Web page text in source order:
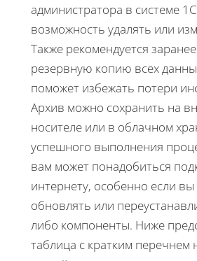
администратора в системе
возможность удалять или
Также рекомендуется
резервную копию всех
поможет избежать потери
Архив можно сохранить на
носителе или в облачном
успешного выполнения
вам может понадобиться
интернету, особенно если
обновлять или
либо компоненты. Ниже
таблица с кратким перечнем